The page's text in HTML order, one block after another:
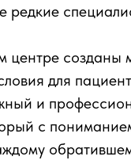
редкие
центре созданы
для
и
с